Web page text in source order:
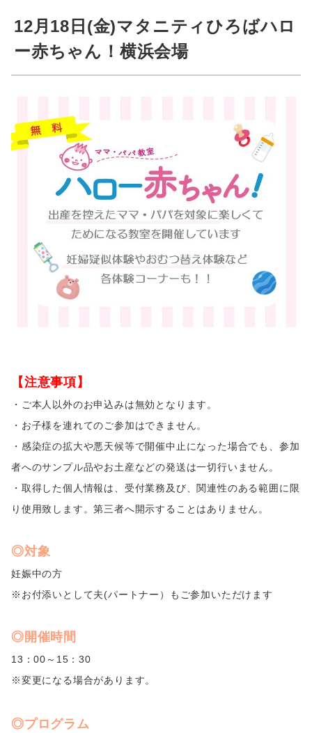
12月18日(金)マタニティひろばハロ
ー赤ちゃん！横浜会場
【注意事項】
・ご本人以外のお申込みは無効となります。
・お子様を連れてのご参加はできません。
・感染症の拡大や悪天候等で開催中止になった場合でも、参加
者へのサンプル品やお土産などの発送は一切行いません。
・取得した個人情報は、受付業務及び、関連性のある範囲に限
り使用致します。第三者へ開示することはありません。
◎対象
妊娠中の方
※お付添いとして夫(パートナー）もご参加いただけます
◎開催時間
13：00～15：30
※変更になる場合があります。
◎プログラム